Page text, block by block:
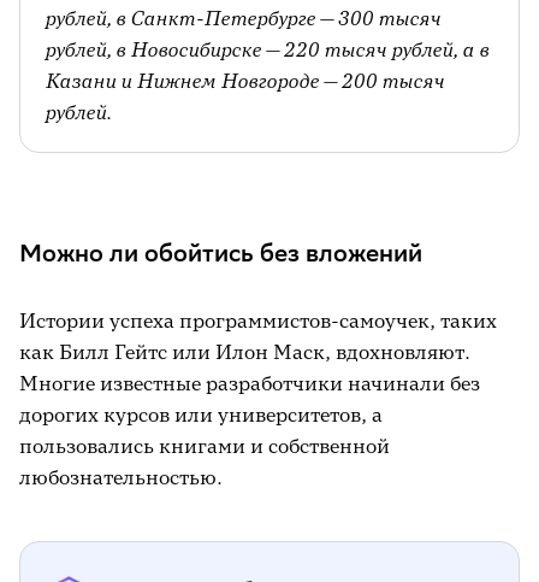
рублей, в Санкт-Петербурге — 300 тысяч
рублей, в Новосибирске — 220 тысяч рублей, а в
Казани и Нижнем Новгороде — 200 тысяч
рублей.
Можно ли обойтись без вложений
Истории успеха программистов-самоучек, таких
как Билл Гейтс или Илон Маск, вдохновляют.
Многие известные разработчики начинали без
дорогих курсов или университетов, а
пользовались книгами и собственной
любознательностью.